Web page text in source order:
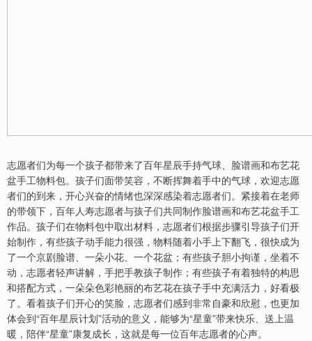
志愿者们为每一个孩子都带来了百年星辰手持气球、脸谱画和布艺花
盆手工物料包。孩子们面带笑容，不断挥舞着手中的气球，欢迎志愿
者们的到来，开心兴奋的情绪也深深感染着志愿者们。紧接着在老师
的带领下，百年人寿志愿者与孩子们共同制作脸谱画和布艺花盆手工
作品。孩子们在物料包中取出材料，志愿者们根据步骤引导孩子们开
始制作，有些孩子动手能力很强，物料随着小手上下翻飞，很快成为
了一个京剧脸谱、一朵小花、一个花盆；有些孩子胆小拘谨，坐着不
动，志愿者轻声讲解，手把手教孩子制作；有些孩子有着独特的构思
和搭配方式，一朵朵色彩艳丽的布艺花在孩子手中充满活力，好看极
了。看着孩子们开心的笑脸，志愿者们感到非常自豪和欣慰，也更加
体会到“百年星辰计划”活动的意义，能够为“星童”带来快乐、送上温
暖，陪伴“星童”康复成长，这就是每一位百年志愿者的心声。